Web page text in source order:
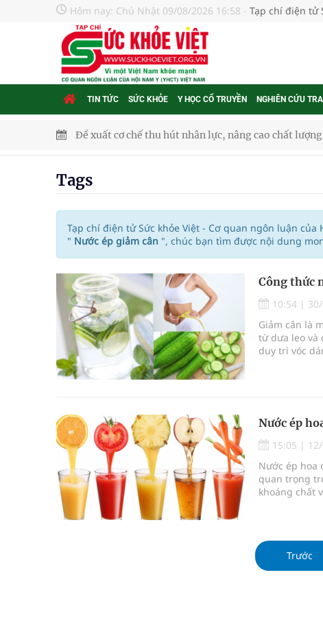
Hôm nay: Chủ Nhật 09/08/2026 16:58 - Tạp chí điện tử
TIN TỨC SỨC KHỎE Y HỌC CỔ TRUYỀN NGHIÊN CỨU
Đề xuất cơ chế thu hút nhân lực, nâng cao chất
TP.HCM: Ra mắt Câu lạc bộ Thầy Thuốc Trẻ phường
Tầm soát sớm ung thư vú giúp cứu sống hàng
Giải pháp nâng cao thị lực thời hiện đại
Triển khai đồng bộ các giải pháp quản lý chất lượng
Cách âm nhạc trị liệu được “đo ni đóng giày”
Dự báo thời tiết ngày 08/8/2026: Bắc Bộ nắng nóng,
Tags
Tạp chí điện tử Sức khỏe Việt - Cơ quan ngôn luận của
" Nước ép giảm cân ", chúc bạn tìm được nội dung
Công thức
10:54 |
Giảm cân là
từ dưa leo và
duy trì vóc
Nước ép
15:05 |
Nước ép hoa
quan trọng
khoáng chất
Trước